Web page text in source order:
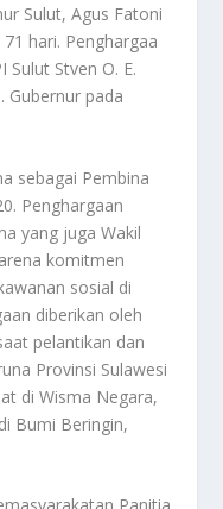
Sulut, Agus Fatoni
hari. Penghargaa
Sulut Stven O. E.
Gubernur pada
sebagai Pembina
Penghargaan
yang juga Wakil
komitmen
sosial di
diberikan oleh
pelantikan dan
Provinsi Sulawesi
di Wisma Negara,
Bumi Beringin,